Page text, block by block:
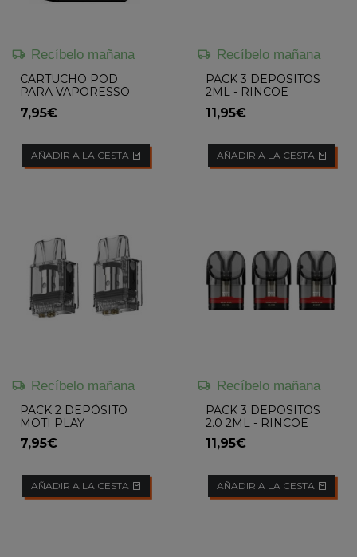
Recíbelo mañana
CARTUCHO POD
PARA VAPORESSO
LUXE XR
7,95€
AÑADIR A LA CESTA
Recíbelo mañana
PACK 3 DEPOSITOS
2ML - RINCOE
11,95€
AÑADIR A LA CESTA
Recíbelo mañana
PACK 2 DEPÓSITO
MOTI PLAY
7,95€
AÑADIR A LA CESTA
Recíbelo mañana
PACK 3 DEPOSITOS
2.0 2ML - RINCOE
11,95€
AÑADIR A LA CESTA